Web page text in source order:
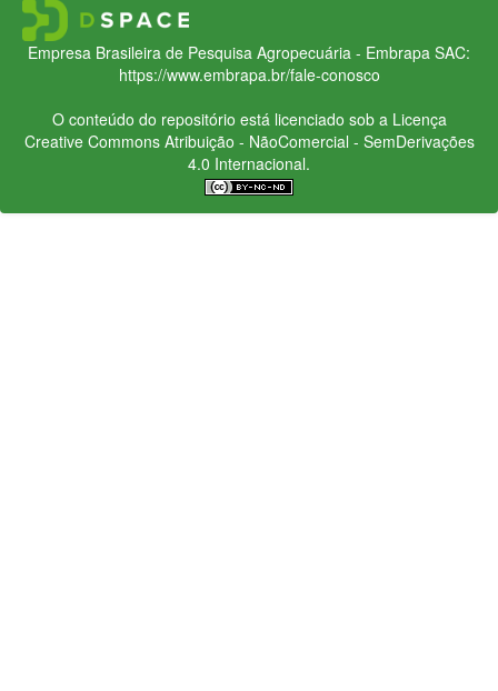
Empresa Brasileira de Pesquisa Agropecuária - Embrapa SAC:
https://www.embrapa.br/fale-conosco
O conteúdo do repositório está licenciado sob a Licença
Creative CommonsAtribuição - NãoComercial - SemDerivações
4.0 Internacional.